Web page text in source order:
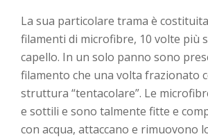
La sua particolare trama è
filamenti di microfibre, 10 volte più
capello. In un solo panno sono
filamento che una volta frazionato
struttura “tentacolare”. Le
e sottili e sono talmente fitte e
con acqua, attaccano e rimuovono